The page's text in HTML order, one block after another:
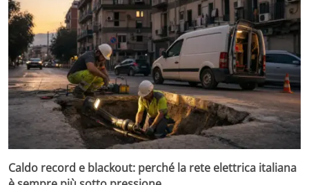
Caldo record e blackout: perché la rete elettrica italiana